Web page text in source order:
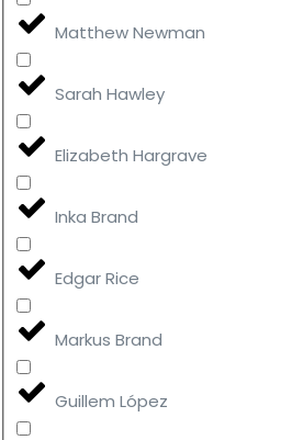
Matthew Newman
Sarah Hawley
Elizabeth Hargrave
Inka Brand
Edgar Rice
Markus Brand
Guillem López